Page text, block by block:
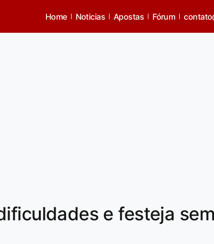
Home Noticias Apostas Fórum
e festeja